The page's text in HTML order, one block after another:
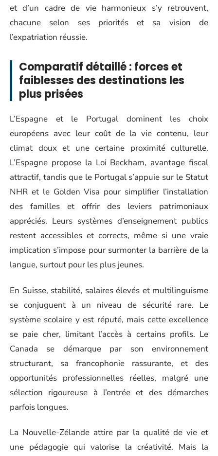
et d’un cadre de vie harmonieux s’y retrouvent,
chacune selon ses priorités et sa vision de
l’expatriation réussie.
Comparatif détaillé : forces et
faiblesses des destinations les
plus prisées
L’Espagne et le Portugal dominent les choix
européens avec leur coût de la vie contenu, leur
climat doux et une certaine proximité culturelle.
L’Espagne propose la Loi Beckham, avantage fiscal
attractif, tandis que le Portugal s’appuie sur le Statut
NHR et le Golden Visa pour simplifier l’installation
des familles et offrir des leviers patrimoniaux
appréciés. Leurs systèmes d’enseignement publics
restent accessibles et corrects, même si une vraie
implication s’impose pour surmonter la barrière de la
langue, surtout pour les plus jeunes.
En Suisse, stabilité, salaires élevés et multilinguisme
se conjuguent à un niveau de sécurité rare. Le
système scolaire y est réputé, mais cette excellence
se paie cher, limitant l’accès à certains profils. Le
Canada se démarque par son environnement
structurant, sa francophonie rassurante, et des
opportunités professionnelles réelles, malgré une
sélection rigoureuse à l’entrée et des démarches
parfois longues.
La Nouvelle-Zélande attire par la qualité de vie et
une pédagogie qui valorise la créativité. Mais la